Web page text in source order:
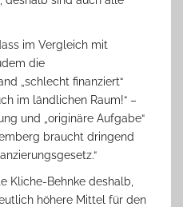
im Vergleich mit
die
„schlecht finanziert“
im ländlichen Raum!“ –
und „originäre Aufgabe“
braucht dringend
Kliche-Behnke deshalb,
höhere Mittel für den